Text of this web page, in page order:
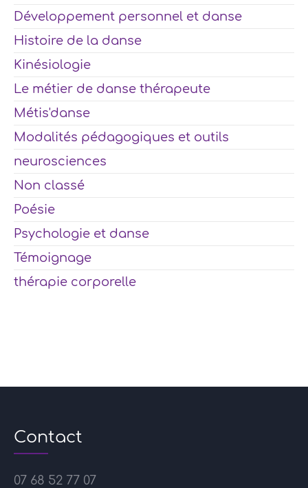
Développement personnel et danse
Histoire de la danse
Kinésiologie
Le métier de danse thérapeute
Métis'danse
Modalités pédagogiques et outils
neurosciences
Non classé
Poésie
Psychologie et danse
Témoignage
thérapie corporelle
Contact
07 68 52 77 07